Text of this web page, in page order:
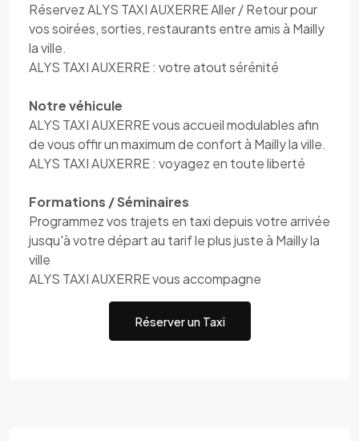
Réservez ALYS TAXI AUXERRE Aller / Retour pour
vos soirées, sorties, restaurants entre amis à Mailly
la ville.
ALYS TAXI AUXERRE : votre atout sérénité
Notre véhicule
ALYS TAXI AUXERRE vous accueil modulables afin
de vous offir un maximum de confort à Mailly la ville.
ALYS TAXI AUXERRE : voyagez en toute liberté
Formations / Séminaires
Programmez vos trajets en taxi depuis votre arrivée
jusqu'à votre départ au tarif le plus juste à Mailly la
ville
ALYS TAXI AUXERRE vous accompagne
Réserver un Taxi